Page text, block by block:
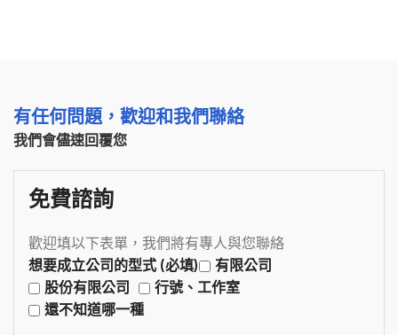
有任何問題，歡迎和我們聯絡
我們會儘速回覆您
免費諮詢
歡迎填以下表單，我們將有專人與您聯絡
想要成立公司的型式 (必填)
有限公司
股份有限公司
行號、工作室
還不知道哪一種